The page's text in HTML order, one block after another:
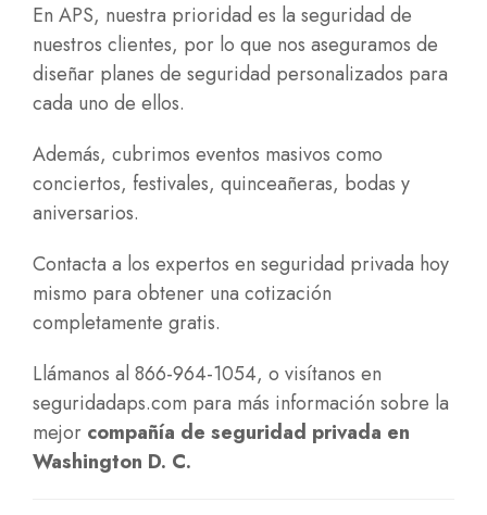
En APS, nuestra prioridad es la seguridad de
nuestros clientes, por lo que nos aseguramos de
diseñar planes de seguridad personalizados para
cada uno de ellos.
Además, cubrimos eventos masivos como
conciertos, festivales, quinceañeras, bodas y
aniversarios.
Contacta a los expertos en seguridad privada hoy
mismo para obtener una cotización
completamente gratis.
Llámanos al 866-964-1054, o visítanos en
seguridadaps.com para más información sobre la
mejor compañía de seguridad privada en
Washington D. C.